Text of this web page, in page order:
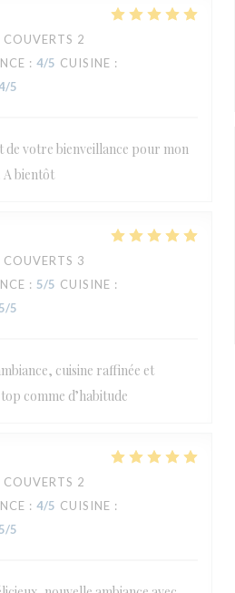
2
: 4/5 CUISINE :
/5
de votre bienveillance pour mon
A bientôt
3
: 5/5 CUISINE :
5/5
cuisine raffinée et
comme d’habitude
2
: 4/5 CUISINE :
5/5